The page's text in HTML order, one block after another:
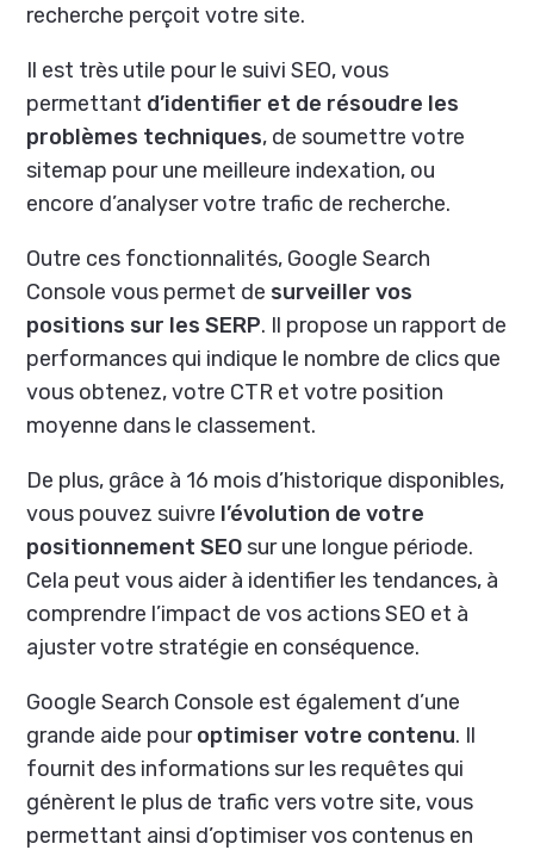
recherche perçoit votre site.
Il est très utile pour le suivi SEO, vous
permettant d’identifier et de résoudre les
problèmes techniques, de soumettre votre
sitemap pour une meilleure indexation, ou
encore d’analyser votre trafic de recherche.
Outre ces fonctionnalités, Google Search
Console vous permet de surveiller vos
positions sur les SERP. Il propose un rapport de
performances qui indique le nombre de clics que
vous obtenez, votre CTR et votre position
moyenne dans le classement.
De plus, grâce à 16 mois d’historique disponibles,
vous pouvez suivre l’évolution de votre
positionnement SEOsur une longue période.
Cela peut vous aider à identifier les tendances, à
comprendre l’impact de vos actions SEO et à
ajuster votre stratégie en conséquence.
Google Search Console est également d’une
grande aide pouroptimiser votre contenu. Il
fournit des informations sur les requêtes qui
génèrent le plus de trafic vers votre site, vous
permettant ainsi d’optimiser vos contenus en